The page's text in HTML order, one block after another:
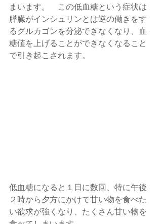
まいます。　この低血糖という症状は
膵臓がインシュリンとは逆の働きをす
るグルカゴンを分泌できなくなり、血
糖値を上げることができなくなること
で引き起こされます。
低血糖になると１日に数回、特に午後
２時から夕方にかけて甘い物を食べた
い欲求が強くなり、たくさん甘い物を